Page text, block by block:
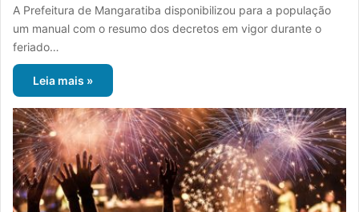
A Prefeitura de Mangaratiba disponibilizou para a população
um manual com o resumo dos decretos em vigor durante o
feriado…
Leia mais »